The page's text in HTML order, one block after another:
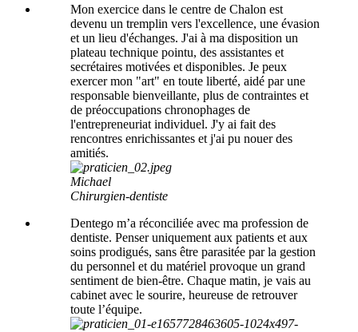
Mon exercice dans le centre de Chalon est
devenu un tremplin vers l'excellence, une évasion
et un lieu d'échanges. J'ai à ma disposition un
plateau technique pointu, des assistantes et
secrétaires motivées et disponibles. Je peux
exercer mon "art" en toute liberté, aidé par une
responsable bienveillante, plus de contraintes et
de préoccupations chronophages de
l'entrepreneuriat individuel. J'y ai fait des
rencontres enrichissantes et j'ai pu nouer des
amitiés.
Michael
Chirurgien-dentiste
Dentego m’a réconciliée avec ma profession de
dentiste. Penser uniquement aux patients et aux
soins prodigués, sans être parasitée par la gestion
du personnel et du matériel provoque un grand
sentiment de bien-être. Chaque matin, je vais au
cabinet avec le sourire, heureuse de retrouver
toute l’équipe.